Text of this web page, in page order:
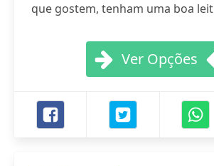
que gostem, tenham uma boa
Ver Opções